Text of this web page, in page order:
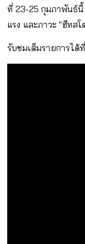
ที่ 23-25 กุมภาพันธ์นี้
แรง และภาวะ “ฮีทส
รับชมเต็มรายการได้ที่